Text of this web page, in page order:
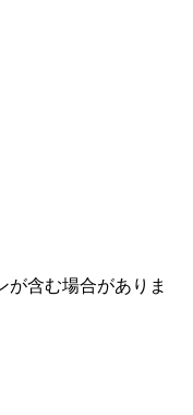
含む場合がありま